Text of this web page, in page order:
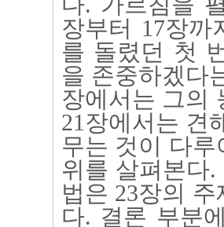
장부터 17장
를 돌렸던 첫
을 존중하겠다
장에서는 그의
21장에서는 견
무는 것이 다
위를 살펴본다
법은 23장의
다. 결론 부분